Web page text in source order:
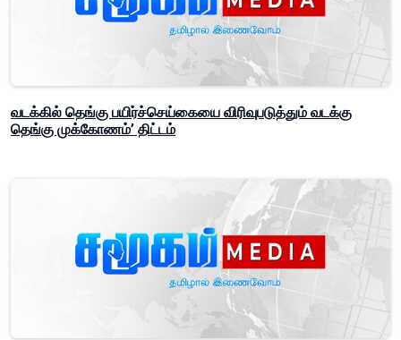
வடக்கில் தெங்கு பயிர்ச்செய்கையை விரிவுபடுத்தும் வடக்கு
தெங்கு முக்கோணம்’ திட்டம்